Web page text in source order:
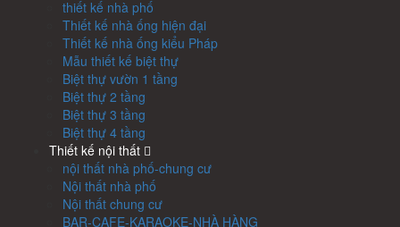
thiết kế nhà phố
Thiết kế nhà ống hiện đại
Thiết kế nhà ống kiểu Pháp
Mẫu thiết kế biệt thự
Biệt thự vườn 1 tầng
Biệt thự 2 tầng
Biệt thự 3 tầng
Biệt thự 4 tầng
Thiết kế nội thất
nội thất nhà phố-chung cư
Nội thất nhà phố
Nội thất chung cư
BAR-CAFE-KARAOKE-NHÀ HÀNG